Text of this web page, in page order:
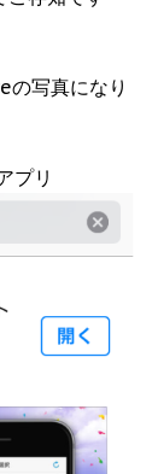
写真になり
プリ